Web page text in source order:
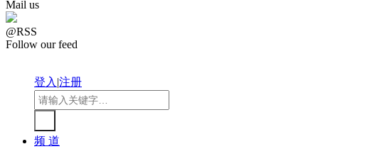
Mail us
@RSS
Follow our feed
登入|注册
频 道